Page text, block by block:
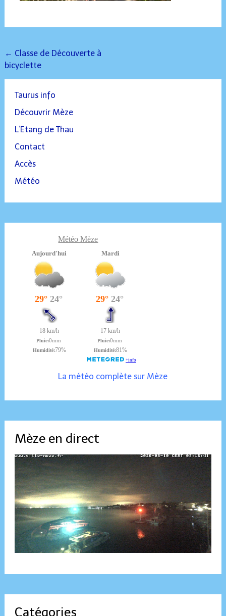
Post
navigation
← Classe de Découverte à
bicyclette
Taurus info
Découvrir Mèze
L’Etang de Thau
Contact
Accès
Météo
Météo Mèze
La météo complète sur Mèze
Mèze en direct
Catégories